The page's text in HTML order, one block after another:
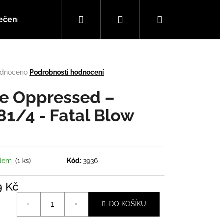
Hudba
Hledat PřihlášeníNákupní
Podrobnosti hodnocení
Oppressed ‎–
4 - Fatal Blow
(1 ks) Kód: 3936
Kč
DO KOŠÍKU